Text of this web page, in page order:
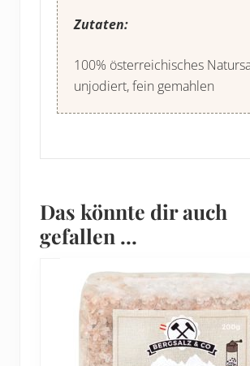
Zutaten:
100% österreichisches
unjodiert, fein gemahlen
Das könnte dir auch
gefallen …